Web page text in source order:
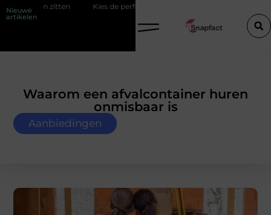
Nieuwe
artikelen
Kies de perfecte tussenjas voor heren
Waarom een afvalcontainer huren
onmisbaar is
Aanbiedingen